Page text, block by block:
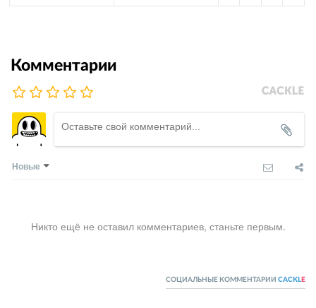
Комментарии
Новые
Никто ещё не оставил комментариев, станьте первым.
СОЦИАЛЬНЫЕ КОММЕНТАРИИ CACKL E